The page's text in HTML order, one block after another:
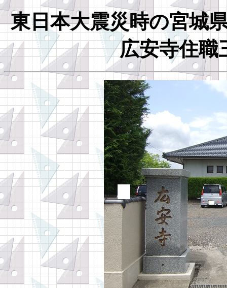
東日本大震災時の宮城
広安寺住職